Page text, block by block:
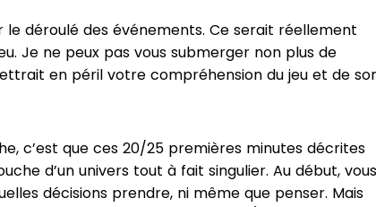
le déroulé des événements. Ce serait réellement
Je ne peux pas vous submerger non plus de
en péril votre compréhension du jeu et de
c’est que ces 20/25 premières minutes décrites
d’un univers tout à fait singulier. Au début, vous
décisions prendre, ni même que penser. Mais